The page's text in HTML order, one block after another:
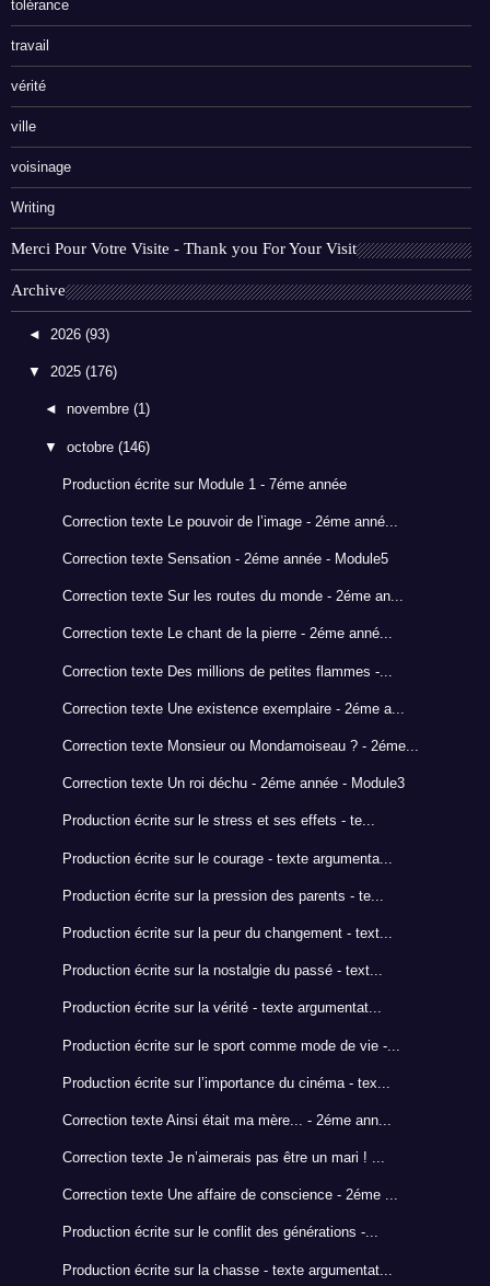
tolérance
travail
vérité
ville
voisinage
Writing
Merci Pour Votre Visite - Thank you For Your Visit
Archive
◄ 2026 (93)
▼ 2025 (176)
◄novembre(1)
▼octobre(146)
Production écrite sur Module 1 - 7éme année
Correction texte Le pouvoir de l’image - 2éme anné...
Correction texte Sensation - 2éme année - Module5
Correction texte Sur les routes du monde - 2éme an...
Correction texte Le chant de la pierre - 2éme anné...
Correction texte Des millions de petites flammes -...
Correction texte Une existence exemplaire - 2éme a...
Correction texte Monsieur ou Mondamoiseau ? - 2éme...
Correction texte Un roi déchu - 2éme année - Module3
Production écrite sur le stress et ses effets - te...
Production écrite sur le courage - texte argumenta...
Production écrite sur la pression des parents - te...
Production écrite sur la peur du changement - text...
Production écrite sur la nostalgie du passé - text...
Production écrite sur la vérité - texte argumentat...
Production écrite sur le sport comme mode de vie -...
Production écrite sur l’importance du cinéma - tex...
Correction texte Ainsi était ma mère... - 2éme ann...
Correction texte Je n’aimerais pas être un mari ! ...
Correction texte Une affaire de conscience - 2éme ...
Production écrite sur le conflit des générations -...
Production écrite sur la chasse - texte argumentat...